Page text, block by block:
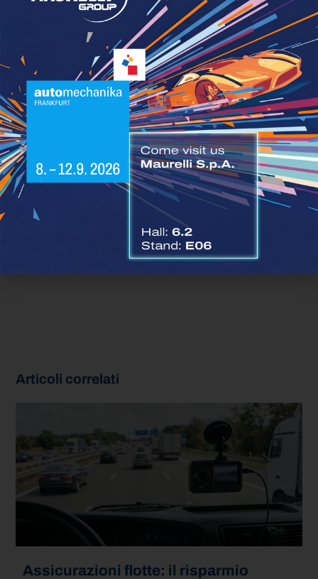
ARCHION, con il supporto di Daimler Truck e Toyota,
parte con credenziali solide.
Fonte | Daimler TruckMitsubishi-fuso
Resta sempre aggiornato sulle più recentiNews di
settore
Immagini a scopo illustrativo generate mediante
algoritmi di Intelligenza Artificiale.
Condividi questo articolo:
LinkedIn
Articoli correlati
Assicurazioni flotte: il risparmio